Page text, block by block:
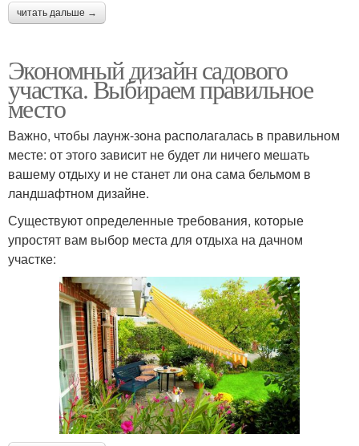
читать дальше →
Экономный дизайн садового
участка. Выбираем правильное
место
Важно, чтобы лаунж-зона располагалась в правильном
месте: от этого зависит не будет ли ничего мешать
вашему отдыху и не станет ли она сама бельмом в
ландшафтном дизайне.
Существуют определенные требования, которые
упростят вам выбор места для отдыха на дачном
участке: